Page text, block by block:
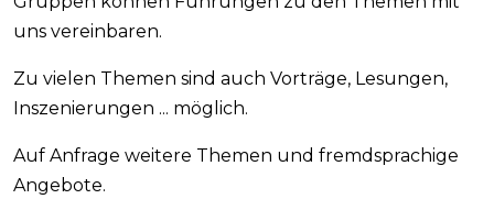
uns vereinbaren.
Zu vielen Themen sind auch Vorträge, Lesungen,
Inszenierungen ... möglich.
Auf Anfrage weitere Themen und fremdsprachige
Angebote.